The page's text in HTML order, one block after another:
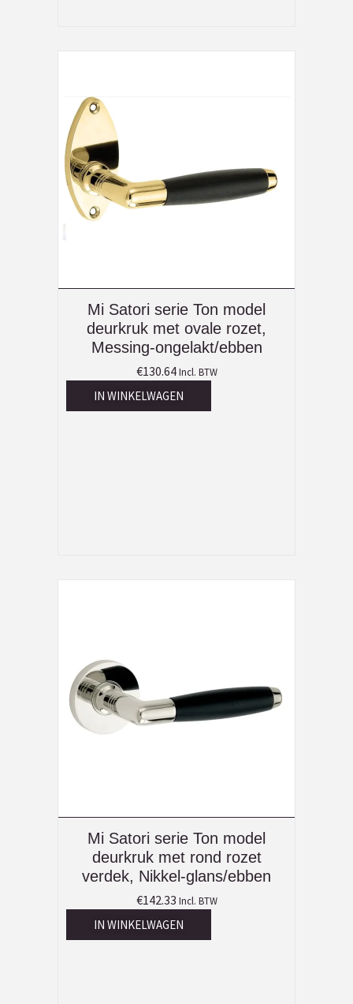
Mi Satori serie Ton model
deurkruk met ovale rozet,
Messing-ongelakt/ebben
€130.64 Incl. BTW
IN WINKELWAGEN
Mi Satori serie Ton model
deurkruk met rond rozet
verdek, Nikkel-glans/ebben
€142.33 Incl. BTW
IN WINKELWAGEN